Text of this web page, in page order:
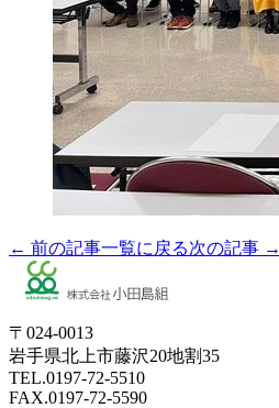
← 前の記事一覧に戻る次の記事 →
〒024-0013
岩手県北上市藤沢20地割35
TEL.0197-72-5510
FAX.0197-72-5590